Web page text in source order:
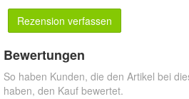
Rezension verfassen
Bewertungen
So haben Kunden, die den Artikel bei
haben, den Kauf bewertet.